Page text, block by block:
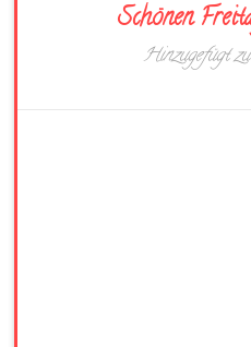
Schönen
Hinzugefügt